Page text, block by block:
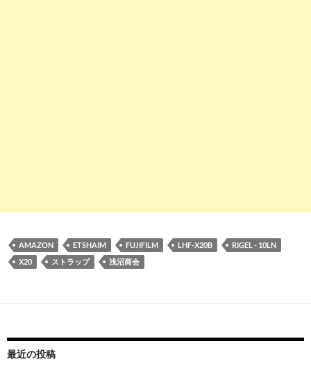
AMAZON ETSHAIM FUJIFILM LHF-X20B
RIGEL - 10LN
X20
ストラップ 浅沼商会
最近の投稿